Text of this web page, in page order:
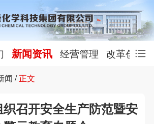
新闻资讯 经营管理 改革创新
闻 / 正文
召开安全生产防范暨安